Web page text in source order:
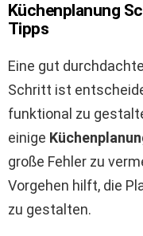
Küchenplanung
Tipps
Eine gut
Schritt ist
funktional zu
einige
große Fehler zu
Vorgehen hilft, die
zu gestalten.